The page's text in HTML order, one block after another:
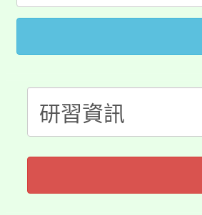
車」活動
桃園市115
生本土語及
公告本校
代理(課)教
公告本校
代理(課)教
轉知中國文
《TA101》
程，歡迎學